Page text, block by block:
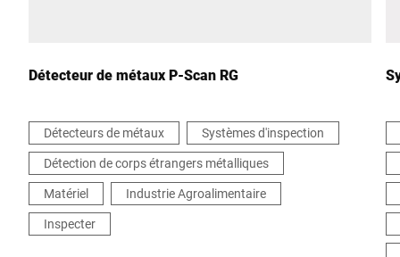
Je confirme par la présente que j'accepte l'utilisation de mes
données pour traiter cette demande De plus amples informations
peuvent être trouvées dans leDéclaration de protection des
données*
Détecteur de métaux P-Scan RG
Détecteurs de métaux
Systèmes d'inspection
Détection de corps étrangers métalliques
Matériel
Industrie Agroalimentaire
Inspecter